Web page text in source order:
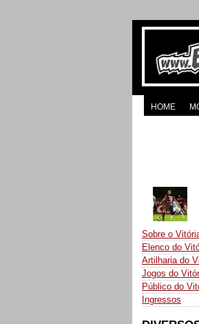
HOME
Sobre o
Elenco do
Artilharia do
Jogos do
Público do
Ingressos